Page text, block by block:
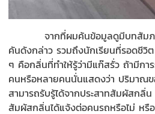
จากที่ผมค้นข้อมูลดูมีบทสัมภา
คันดังกล่าว รวมถึงนักเรียนที่รอดชีวิ
ๆ คือกลิ่นที่ทำให้รู้ว่ามีแก๊สรั่ว ถ้ามีกา
คนหรือหลายคนนั่นแสดงว่า ปริมาณ
สามารถรับรู้ได้จากประสาทสัมผัสกลิ่
สัมผัสกลิ่นได้แจ้งต่อคนรถหรือไม่ หรือ